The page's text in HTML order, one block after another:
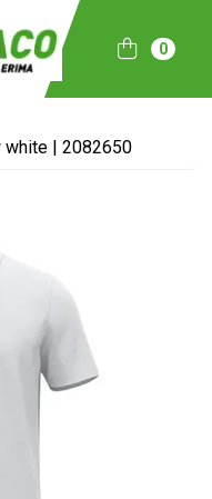
0
white | 2082650